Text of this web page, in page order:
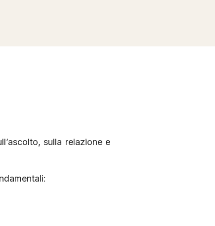
sulla relazione e